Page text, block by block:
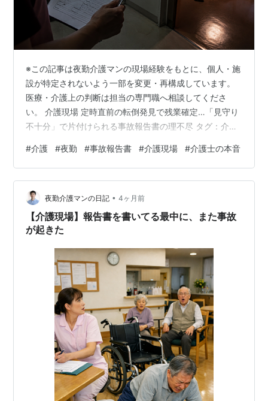
※この記事は夜勤介護マンの現場経験をもとに、個人・施
設が特定されないよう一部を変更・再構成しています。
医療・介護上の判断は担当の専門職へ相談してくださ
い。 介護現場 定時直前の転倒発見で残業確定…「見守り
不十分」で片付けられる事故報告書の理不尽 タグ：介
事だけでなく、その前後の準備と観察がケアの質を左右
する。この記事では「定時直前の転倒発見で残業確定…
「見守り不十分」で片付けられる事故報告書の理不尽」
というテーマを、夜勤介護マンが現場で見てきたことを
もとに整理する。個人や施設が特定されないよう、場面
や時系列の一部は変更している。 最初に確認…
#介護 #夜勤 #事故報告書 #介護現場 #介護士の本音
夜勤介護マンの日記 • 4ヶ月前
【介護現場】報告書を書いてる最中に、また事故
が起きた